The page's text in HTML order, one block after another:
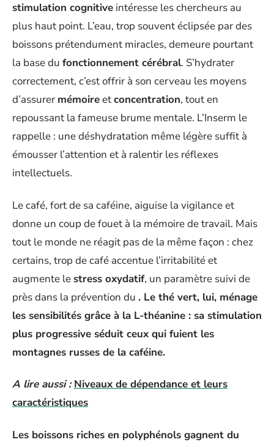
stimulation cognitive intéresse les chercheurs au
plus haut point. L’eau, trop souvent éclipsée par des
boissons prétendument miracles, demeure pourtant
la base du fonctionnement cérébral. S’hydrater
correctement, c’est offrir à son cerveau les moyens
d’assurer mémoireetconcentration, tout en
repoussant la fameuse brume mentale. L’Inserm le
rappelle : une déshydratation même légère suffit à
émousser l’attention et à ralentir les réflexes
intellectuels.
Le café, fort de sa caféine, aiguise la vigilance et
donne un coup de fouet à la mémoire de travail. Mais
tout le monde ne réagit pas de la même façon : chez
certains, trop de café accentue l’irritabilité et
augmente le stress oxydatif, un paramètre suivi de
près dans la prévention du . Le thé vert, lui, ménage
les sensibilités grâce à la L-théanine : sa stimulation
plus progressive séduit ceux qui fuient les
montagnes russes de la caféine.
A lire aussi : Niveaux de dépendance et leurs
caractéristiques
Les boissons riches en polyphénols gagnent du